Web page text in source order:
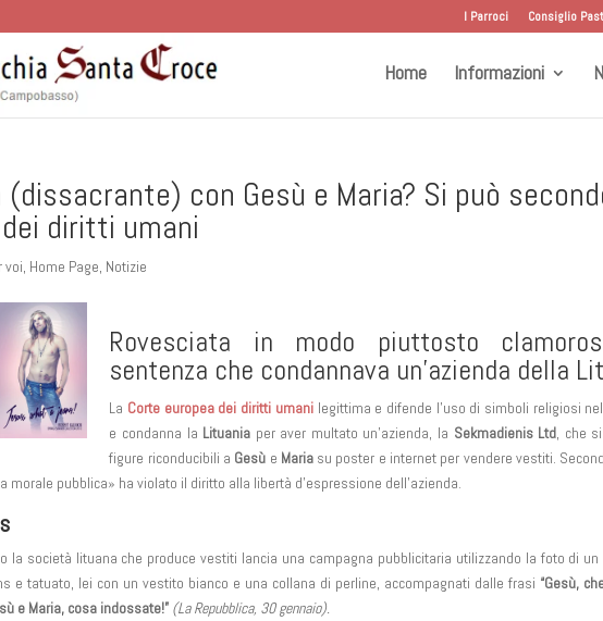
I Parroci Consiglio
Home Informazioni
con Gesù e Maria? Si può
diritti umani
voi, Home Page, Notizie
Rovesciata in modo piuttosto
sentenza che condannava un’azienda della
La Corte europea dei diritti umani legittima e difende l’uso di simboli religiosi
e condanna la Lituania per aver multato un’azienda, la Sekmadienis Ltd, che
figure riconducibili a Gesù e Mariasu poster e internet per vendere vestiti.
morale pubblica» ha violato il diritto alla libertà d’espressione dell’azienda.
la società lituana che produce vestiti lancia una campagna pubblicitaria utilizzando la foto di un
e tatuato, lei con un vestito bianco e una collana di perline, accompagnati dalle frasi “Gesù,
e Maria, cosa indossate!” (La Repubblica, 30 gennaio).